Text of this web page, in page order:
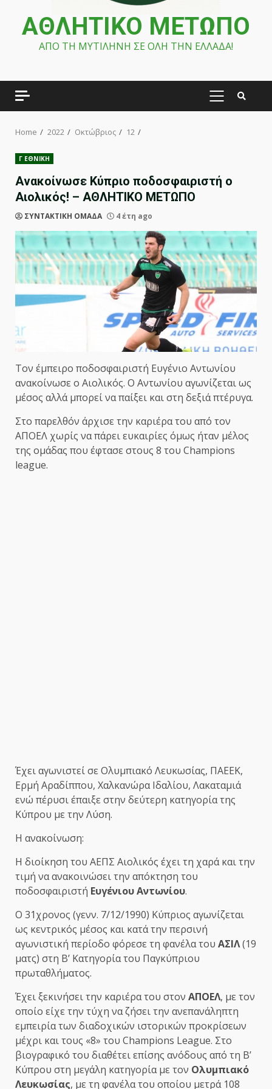
ΑΘΛΗΤΙΚΟ ΜΕΤΩΠΟ
ΑΠΟ ΤΗ ΜΥΤΙΛΗΝΗ ΣΕ ΟΛΗ ΤΗΝ ΕΛΛΑΔΑ!
PRIMARY
Home 2022 Οκτώβριος 12
Γ ΕΘΝΙΚΗ
Ανακοίνωσε Κύπριο ποδοσφαιριστή ο
Αιολικός! – ΑΘΛΗΤΙΚΟ ΜΕΤΩΠΟ
ΣΥΝΤΑΚΤΙΚΗ ΟΜΑΔΑ 4 έτη ago
Τον έμπειρο ποδοσφαιριστή Ευγένιο Αντωνίου
ανακοίνωσε ο Αιολικός. Ο Αντωνίου αγωνίζεται ως
μέσος αλλά μπορεί να παίξει και στη δεξιά πτέρυγα.
Στο παρελθόν άρχισε την καριέρα του από τον
ΑΠΟΕΛ χωρίς να πάρει ευκαιρίες όμως ήταν μέλος
της ομάδας που έφτασε στους 8 του Champions
league.
Έχει αγωνιστεί σε Ολυμπιακό Λευκωσίας, ΠΑΕΕΚ,
Ερμή Αραδίππου, Χαλκανώρα Ιδαλίου, Λακαταμιά
ενώ πέρυσι έπαιξε στην δεύτερη κατηγορία της
Κύπρου με την Λύση.
Η ανακοίνωση:
Η διοίκηση του ΑΕΠΣ Αιολικός έχει τη χαρά και την
τιμή να ανακοινώσει την απόκτηση του
ποδοσφαιριστή Ευγένιου Αντωνίου.
Ο 31χρονος (γενν. 7/12/1990) Κύπριος αγωνίζεται
ως κεντρικός μέσος και κατά την περσινή
αγωνιστική περίοδο φόρεσε τη φανέλα του ΑΣΙΛ(19
ματς) στη Β’ Κατηγορία του Παγκύπριου
πρωταθλήματος.
Έχει ξεκινήσει την καριέρα του στον ΑΠΟΕΛ, με τον
οποίο είχε την τύχη να ζήσει την ανεπανάληπτη
εμπειρία των διαδοχικών ιστορικών προκρίσεων
μέχρι και τους «8» του Champions League. Στο
βιογραφικό του διαθέτει επίσης ανόδους από τη Β’
Κύπρου στη μεγάλη κατηγορία με τον Ολυμπιακό
Λευκωσίας, με τη φανέλα του οποίου μετρά 108